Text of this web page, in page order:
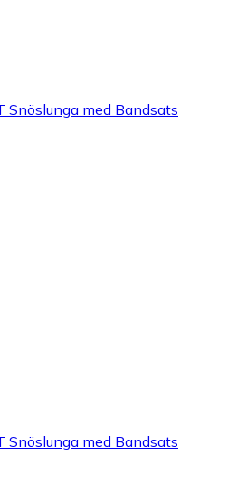
Snöslunga med Bandsats
Snöslunga med Bandsats